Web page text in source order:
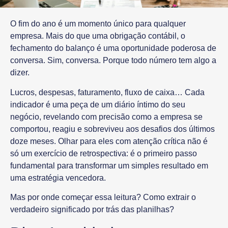
O fim do ano é um momento único para qualquer
empresa. Mais do que uma obrigação contábil, o
fechamento do balanço é uma oportunidade poderosa de
conversa. Sim, conversa. Porque todo número tem algo a
dizer.
Lucros, despesas, faturamento, fluxo de caixa… Cada
indicador é uma peça de um diário íntimo do seu
negócio, revelando com precisão como a empresa se
comportou, reagiu e sobreviveu aos desafios dos últimos
doze meses. Olhar para eles com atenção crítica não é
só um exercício de retrospectiva: é o primeiro passo
fundamental para transformar um simples resultado em
uma estratégia vencedora.
Mas por onde começar essa leitura? Como extrair o
verdadeiro significado por trás das planilhas?